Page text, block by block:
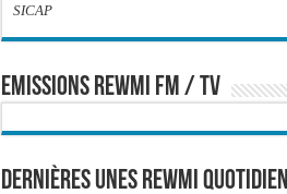
SICAP
EMISSIONS REWMI FM / TV
Dernières Unes Rewmi Quotidien